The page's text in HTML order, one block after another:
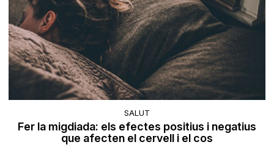
SALUT
Fer la migdiada: els efectes positius i negatius
que afecten el cervell i el cos